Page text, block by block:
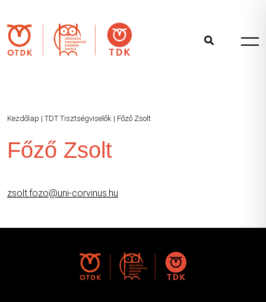
Kezdőlap | TDT Tisztségviselők | Főző Zsolt
Főző Zsolt
zsolt.fozo@uni-corvinus.hu